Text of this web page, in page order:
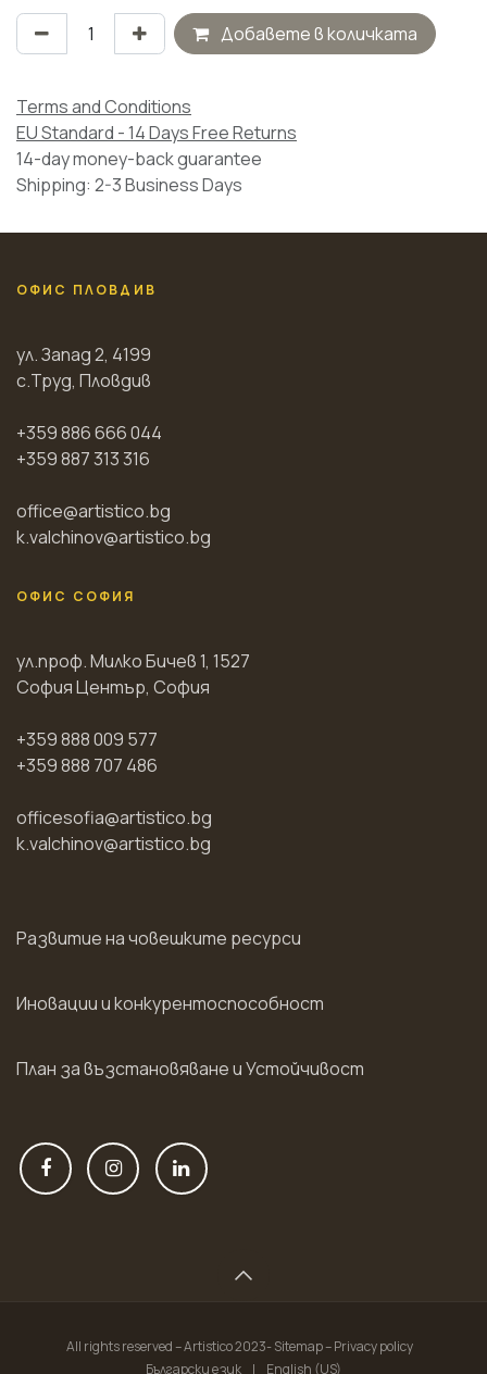
Добавете в количката
Terms and Conditions
EU Standard - 14 Days Free Returns
14-day money-back guarantee
Shipping: 2-3 Business Days
ОФИС ПЛОВДИВ
ул. Запад 2, 4199
с.Труд, Пловдив
+359 886 666 044
+359 887 313 316
office@artistico.bg
k.valchinov@artistico.bg
ОФИС СОФИЯ
ул.проф. Милко Бичев 1, 1527
София Център, София
+359 888 009 577
+359 888 707 486
officesofia@artistico.bg
k.valchinov@artistico.bg
Развитие на човешките ресурси
Иновации и конкурентоспособност
План за възстановяване и Устойчивост
All rights reserved – Artistico 2023- Sitemap – Privacy policy
Български език
| English (US)